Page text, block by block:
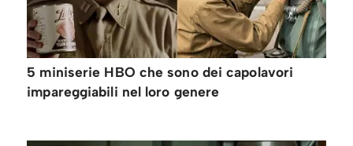
5 miniserie HBO che sono dei capolavori
impareggiabili nel loro genere